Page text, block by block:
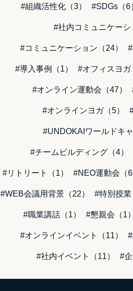
#組織活性化（3） #SDGs（6
#社内コミュニケーシ
#コミュニケーション（24）
#導入事例（1） #オフィスヨガ
#オンライン運動会（47）
#オンラインヨガ（5）
#UNDOKAIワールドキャ
#チームビルディング（4）
#リトリート（1） #NEO運動会（6
#WEB会議用背景（22） #特別授業
#職業講話（1） #懇親会（1）
#オンラインイベント（11）
#社内イベント（11） #